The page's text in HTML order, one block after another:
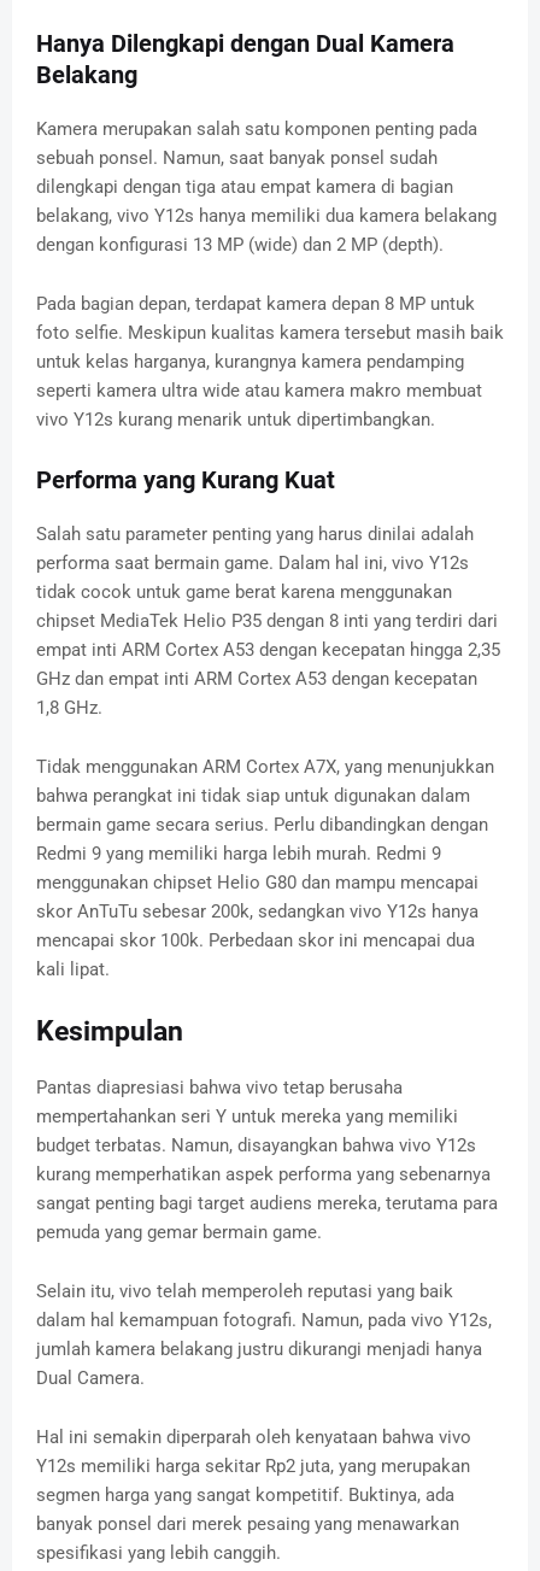
Hanya Dilengkapi dengan Dual Kamera
Belakang
Kamera merupakan salah satu komponen penting pada
sebuah ponsel. Namun, saat banyak ponsel sudah
dilengkapi dengan tiga atau empat kamera di bagian
belakang, vivo Y12s hanya memiliki dua kamera belakang
dengan konfigurasi 13 MP (wide) dan 2 MP (depth).
Pada bagian depan, terdapat kamera depan 8 MP untuk
foto selfie. Meskipun kualitas kamera tersebut masih baik
untuk kelas harganya, kurangnya kamera pendamping
seperti kamera ultra wide atau kamera makro membuat
vivo Y12s kurang menarik untuk dipertimbangkan.
Performa yang Kurang Kuat
Salah satu parameter penting yang harus dinilai adalah
performa saat bermain game. Dalam hal ini, vivo Y12s
tidak cocok untuk game berat karena menggunakan
chipset MediaTek Helio P35 dengan 8 inti yang terdiri dari
empat inti ARM Cortex A53 dengan kecepatan hingga 2,35
GHz dan empat inti ARM Cortex A53 dengan kecepatan
1,8 GHz.
Tidak menggunakan ARM Cortex A7X, yang menunjukkan
bahwa perangkat ini tidak siap untuk digunakan dalam
bermain game secara serius. Perlu dibandingkan dengan
Redmi 9 yang memiliki harga lebih murah. Redmi 9
menggunakan chipset Helio G80 dan mampu mencapai
skor AnTuTu sebesar 200k, sedangkan vivo Y12s hanya
mencapai skor 100k. Perbedaan skor ini mencapai dua
kali lipat.
Kesimpulan
Pantas diapresiasi bahwa vivo tetap berusaha
mempertahankan seri Y untuk mereka yang memiliki
budget terbatas. Namun, disayangkan bahwa vivo Y12s
kurang memperhatikan aspek performa yang sebenarnya
sangat penting bagi target audiens mereka, terutama para
pemuda yang gemar bermain game.
Selain itu, vivo telah memperoleh reputasi yang baik
dalam hal kemampuan fotografi. Namun, pada vivo Y12s,
jumlah kamera belakang justru dikurangi menjadi hanya
Dual Camera.
Hal ini semakin diperparah oleh kenyataan bahwa vivo
Y12s memiliki harga sekitar Rp2 juta, yang merupakan
segmen harga yang sangat kompetitif. Buktinya, ada
banyak ponsel dari merek pesaing yang menawarkan
spesifikasi yang lebih canggih.